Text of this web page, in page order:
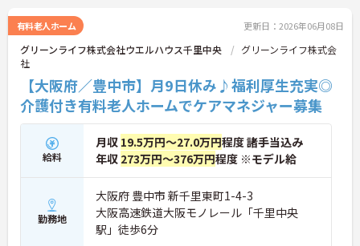
有料老人ホーム 更新日：2026年06月08日
グリーンライフ株式会社ウエルハウス千里中央
グリーンライフ株式会
社
【大阪府／豊中市】月9日休み♪福利厚生充実◎
介護付き有料老人ホームでケアマネジャー募集
給料
月収 19.5万円～27.0万円程度 諸手当込み
年収 273万円～376万円程度 ※モデル給
勤務地
大阪府 豊中市 新千里東町1-4-3
大阪高速鉄道大阪モノレール「千里中央
駅」徒歩6分